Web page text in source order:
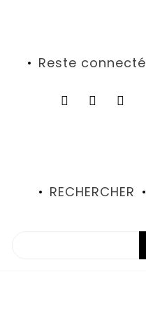
Reste connecté
RECHERCHER